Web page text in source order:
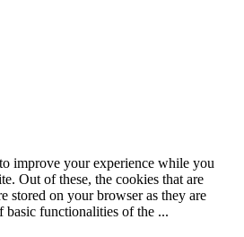
improve your experience while you
Out of these, the cookies that are
stored on your browser as they are
basic functionalities of the ...